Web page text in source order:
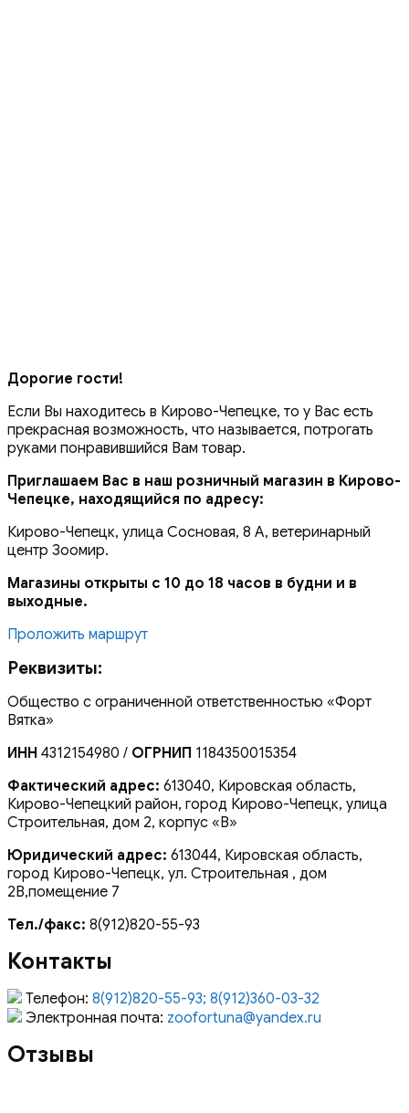
Дорогие гости!
Если Вы находитесь в Кирово-Чепецке, то у Вас есть
прекрасная возможность, что называется, потрогать
руками понравившийся Вам товар.
Приглашаем Вас в наш розничный магазин в Кирово-
Чепецке, находящийся по адресу:
Кирово-Чепецк, улица Сосновая, 8 А, ветеринарный
центр Зоомир.
Магазины открыты с 10 до 18 часов в будни и в
выходные.
Проложить маршрут
Реквизиты:
Общество с ограниченной ответственностью «Форт
Вятка»
ИНН 4312154980 / ОГРНИП 1184350015354
Фактический адрес: 613040, Кировская область,
Кирово-Чепецкий район, город Кирово-Чепецк, улица
Строительная, дом 2, корпус «В»
Юридический адрес: 613044, Кировская область,
город Кирово-Чепецк, ул. Строительная , дом
2В,помещение 7
Тел./факс: 8(912)820-55-93
Контакты
Телефон: 8(912)820-55-93; 8(912)360-03-32
Электронная почта: zoofortuna@yandex.ru
Отзывы